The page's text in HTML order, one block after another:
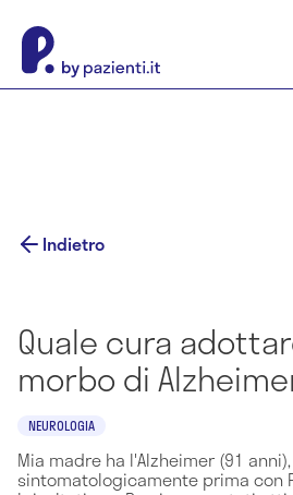
Indietro
Quale cura
morbo di
NEUROLOGIA
Mia madre ha l'Alzheimer (91
sintomatologicamente prima con